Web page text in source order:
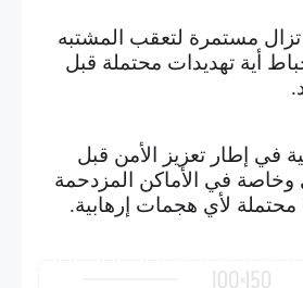
تزال مستمرة لتعقب المشتبه
أية تهديدات محتملة قبل
في إطار تعزيز الأمن قبل
وخاصة في الأماكن المزدحمة
محتملة لأي هجمات إرهابية.